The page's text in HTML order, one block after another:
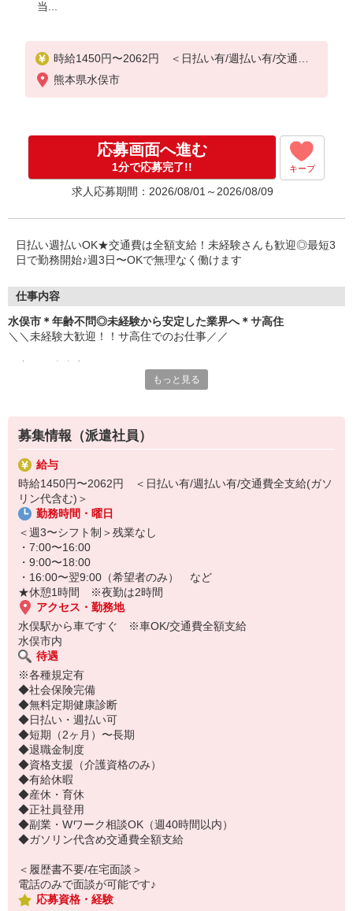
当...
時給1450円〜2062円 ＜日払い有/週払い有/交通費
全支給(ガソリン代含む)＞
熊本県水俣市
応募画面へ進む
1分で応募完了!! キープ
求人応募期間：2026/08/01～2026/08/09
日払い週払いOK★交通費は全額支給！未経験さんも歓迎◎最短3
日で勤務開始♪週3日〜OKで無理なく働けます
仕事内容
水俣市＊年齢不問◎未経験から安定した業界へ＊サ高住
＼＼未経験大歓迎！！サ高住でのお仕事／／
・生活相談やお話の相手 など
元コンビニ店員・アパレル販売・ホテルのフロントスタッフなど、
安定の医療福祉業界で働きたくて転職し、接客経験を活かして活躍
中のスタッフ多数。
お元気な入居者様が多く、スケジュールにもゆとりがあるため、バ
タバタせずに自分のペースで落ち着いて働けます♪
「安定した業界で長く働きたい」
「人と関わる仕事をしたい」
そんな方におすすめです！
ぜひ、お気軽にご応募ください♪
もっと見る
募集情報（派遣社員）
給与
時給1450円〜2062円 ＜日払い有/週払い有/交通費全支給(ガソ
リン代含む)＞
勤務時間・曜日
＜週3〜シフト制＞残業なし
・7:00〜16:00
・9:00〜18:00
・16:00〜翌9:00（希望者のみ） など
★休憩1時間 ※夜勤は2時間
アクセス・勤務地
水俣駅から車ですぐ ※車OK/交通費全額支給
水俣市内
待遇
※各種規定有
◆社会保険完備
◆無料定期健康診断
◆日払い・週払い可
◆短期（2ヶ月）〜長期
◆退職金制度
◆資格支援（介護資格のみ）
◆有給休暇
◆産休・育休
◆正社員登用
◆副業・Wワーク相談OK（週40時間以内）
◆ガソリン代含め交通費全額支給
＜履歴書不要/在宅面談＞
電話のみで面談が可能です♪
応募資格・経験